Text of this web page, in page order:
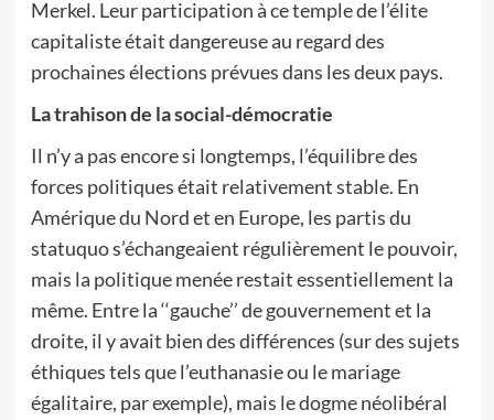
Merkel. Leur participation à ce temple de l’élite
capitaliste était dangereuse au regard des
prochaines élections prévues dans les deux pays.
La trahison de la social-démocratie
Il n’y a pas encore si longtemps, l’équilibre des
forces politiques était relativement stable. En
Amérique du Nord et en Europe, les partis du
statuquo s’échangeaient régulièrement le pouvoir,
mais la politique menée restait essentiellement la
même. Entre la ‘‘gauche’’ de gouvernement et la
droite, il y avait bien des différences (sur des sujets
éthiques tels que l’euthanasie ou le mariage
égalitaire, par exemple), mais le dogme néolibéral